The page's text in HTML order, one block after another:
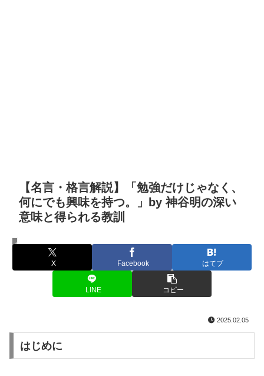
【名言・格言解説】「勉強だけじゃなく、
何にでも興味を持つ。」by 神谷明の深い
意味と得られる教訓
名言・格言
X Facebook はてブ
LINE コピー
2025.02.05
はじめに